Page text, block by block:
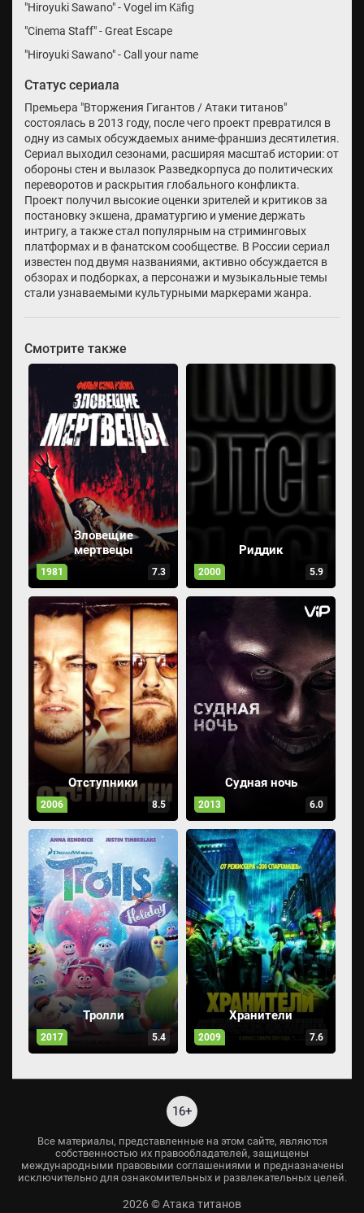
"Hiroyuki Sawano" - Vogel im Käfig
"Cinema Staff" - Great Escape
"Hiroyuki Sawano" - Call your name
Статус сериала
Премьера "Вторжения Гигантов / Атаки титанов"
состоялась в 2013 году, после чего проект превратился в
одну из самых обсуждаемых аниме-франшиз десятилетия.
Сериал выходил сезонами, расширяя масштаб истории: от
обороны стен и вылазок Разведкорпуса до политических
переворотов и раскрытия глобального конфликта.
Проект получил высокие оценки зрителей и критиков за
постановку экшена, драматургию и умение держать
интригу, а также стал популярным на стриминговых
платформах и в фанатском сообществе. В России сериал
известен под двумя названиями, активно обсуждается в
обзорах и подборках, а персонажи и музыкальные темы
стали узнаваемыми культурными маркерами жанра.
Смотрите также
Зловещие
мертвецы
1981 7.3
Риддик
2000 5.9
Отступники
2006 8.5
Судная ночь
2013 6.0
Тролли
2017 5.4
Хранители
2009 7.6
16+
Все материалы, представленные на этом сайте, являются
собственностью их правообладателей, защищены
международными правовыми соглашениями и предназначены
исключительно для ознакомительных и развлекательных целей.
2026 © Атака титанов